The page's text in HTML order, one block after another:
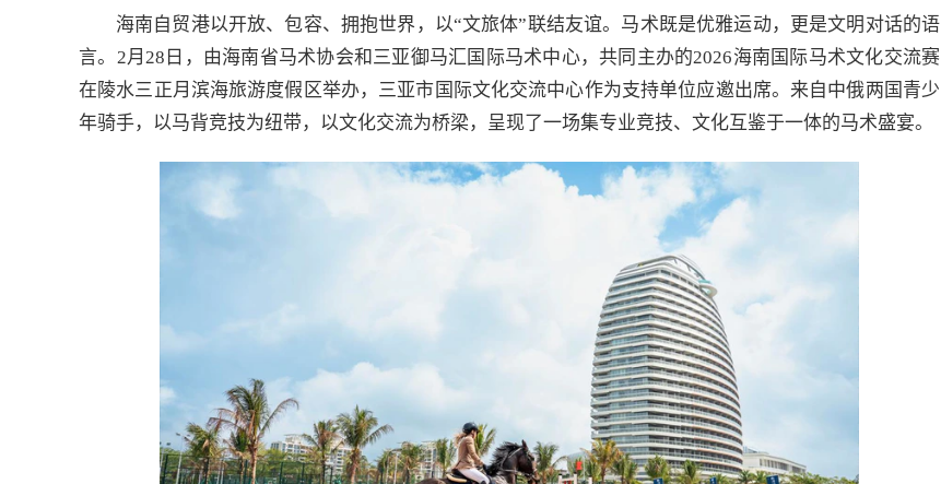
海南自贸港以开放、包容、拥抱世界，以“文旅体”联结友谊。马术既是优雅运动，更是文明对话的语
言。2月28日，由海南省马术协会和三亚御马汇国际马术中心，共同主办的2026海南国际马术文化交流赛
在陵水三正月滨海旅游度假区举办，三亚市国际文化交流中心作为支持单位应邀出席。来自中俄两国青少
年骑手，以马背竞技为纽带，以文化交流为桥梁，呈现了一场集专业竞技、文化互鉴于一体的马术盛宴。